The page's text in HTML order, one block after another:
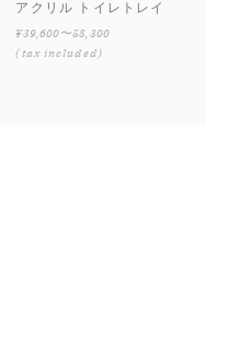
アクリル トイレトレイ
¥39,600〜58,300
(tax included)